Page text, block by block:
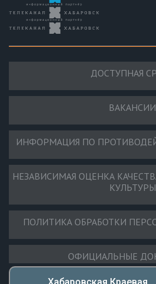
ДОСТУПНАЯ
ВАКАНСИИ
ИНФОРМАЦИЯ ПО
НЕЗАВИСИМАЯ ОЦЕНКА
КУЛЬТУРЫ
ПОЛИТИКА ОБРАБОТКИ
ОФИЦИАЛЬНЫЕ